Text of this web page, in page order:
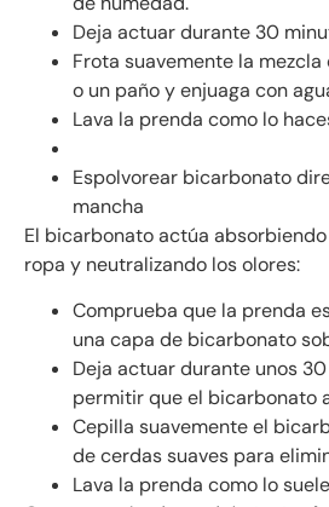
Deja actuar durante 30
Frota suavemente la
o un paño y enjuaga con
Lava la prenda como lo
Espolvorear bicarbonato
mancha
El bicarbonato actúa
ropa y neutralizando los olores:
Comprueba que la prenda
una capa de bicarbonato
Deja actuar durante unos
permitir que el bicarbonato
Cepilla suavemente el
de cerdas suaves para
Lava la prenda como lo